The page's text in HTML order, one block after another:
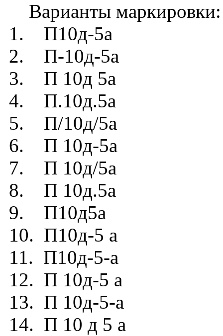
Варианты маркировки:
1. П10д-5а
2. П-10д-5а
3. П 10д 5а
4. П.10д.5а
5. П/10д/5а
6. П 10д-5а
7. П 10д/5а
8. П 10д.5а
9. П10д5а
10. П10д-5 а
11. П10д-5-а
12. П 10д-5 а
13. П 10д-5-а
14. П 10 д 5 а